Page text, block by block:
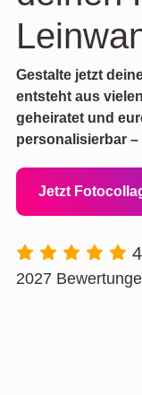
Gestalte jetzt
entsteht aus
geheiratet und
personalisierbar
Jetzt
2027